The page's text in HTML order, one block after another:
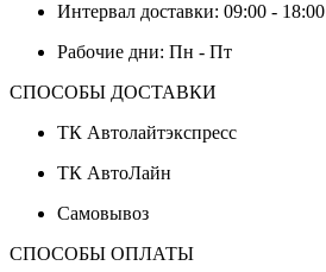
Интервал доставки: 09:00 - 18:00
Рабочие дни: Пн - Пт
СПОСОБЫ ДОСТАВКИ
ТК Автолайтэкспресс
ТК АвтоЛайн
Самовывоз
СПОСОБЫ ОПЛАТЫ